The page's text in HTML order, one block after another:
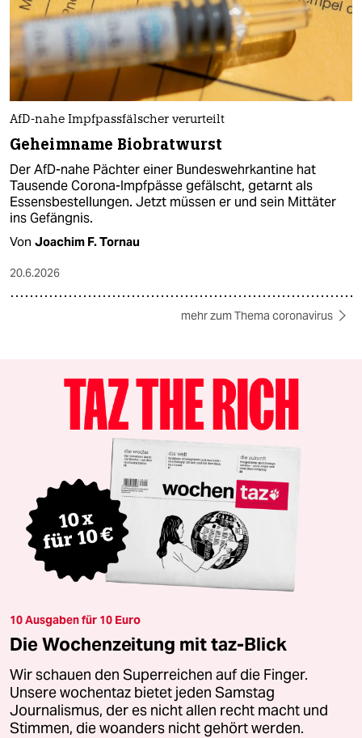
AfD-nahe Impfpassfälscher verurteilt
Geheimname Biobratwurst
Der AfD-nahe Pächter einer Bundeswehrkantine hat
Tausende Corona-Impfpässe gefälscht, getarnt als
Essensbestellungen. Jetzt müssen er und sein Mittäter
ins Gefängnis.
Von Joachim F. Tornau
20.6.2026
mehr zum Thema coronavirus
10 Ausgaben für 10 Euro
Die Wochenzeitung mit taz-Blick
Wir schauen den Superreichen auf die Finger.
Unsere wochentaz bietet jeden Samstag
Journalismus, der es nicht allen recht macht und
Stimmen, die woanders nicht gehört werden.